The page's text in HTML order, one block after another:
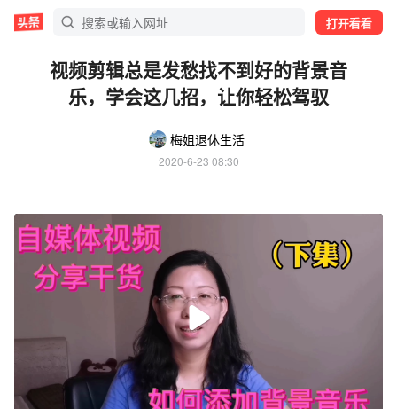
打开看看
视频剪辑总是发愁找不到好的背景音
乐，学会这几招，让你轻松驾驭
梅姐退休生活
2020-6-23 08:30